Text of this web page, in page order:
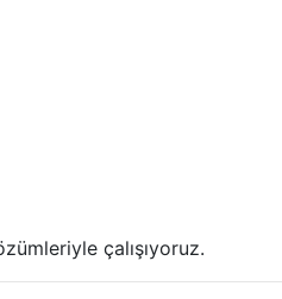
çalışıyoruz.